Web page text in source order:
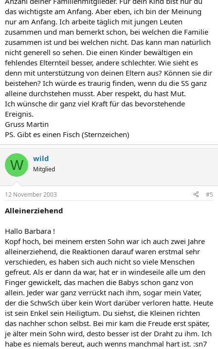
das wichtigste am Anfang. Aber eben, ich bin der Meinung
nur am Anfang. Ich arbeite täglich mit jungen Leuten
zusammen und man bemerkt schon, bei welchen die Familie
zusammen ist und bei welchen nicht. Das kann man natürlich
nicht generell so sehen. Die einen Kinder bewältigen ein
fehlendes Elternteil besser, andere schlechter. Wie sieht es
denn mit unterstützung von deinen Eltern aus? Können sie dir
beistehen? Ich würde es traurig finden, wenn du die SS ganz
alleine durchstehen musst. Aber respekt, du hast Mut.
Ich wünsche dir ganz viel Kraft für das bevorstehende
Ereignis.
Gruss Martin
PS. Gibt es einen Fisch (Sternzeichen)
W wild
Mitglied
12 November 2003 #5
Alleinerziehend
Hallo Barbara !
Kopf hoch, bei meinem ersten Sohn war ich auch zwei Jahre
alleinerziehend, die Reaktionen darauf waren erstmal sehr
verschieden, es haben sich auch nicht so viele Menschen
gefreut. Als er dann da war, hat er in windeseile alle um den
Finger gewickelt, das machen die Babys schon ganz von
allein. Jeder war ganz verrückt nach ihm, sogar mein Vater,
der die SchwSch über kein Wort darüber verloren hatte. Heute
ist sein Enkel sein Heiligtum. Du siehst, die Kleinen richten
das nachher schon selbst. Bei mir kam die Freude erst später,
je älter mein Sohn wird, desto besser ist der Draht zu ihm. Ich
habe es niemals bereut, auch wenns manchmal hart ist. :sn7